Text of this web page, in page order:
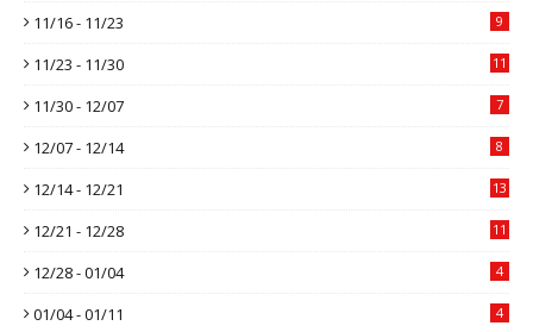
11/16 - 11/23 9
11/23 - 11/30 11
11/30 - 12/07 7
12/07 - 12/14 8
12/14 - 12/21 13
12/21 - 12/28 11
12/28 - 01/04 4
01/04 - 01/11 4